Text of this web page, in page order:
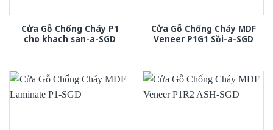
Cửa Gỗ Chống Cháy P1
cho khach san-a-SGD
Cửa Gỗ Chống Cháy MDF
Veneer P1G1 Sồi-a-SGD